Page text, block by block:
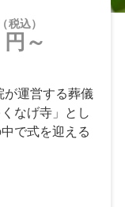
税込
円～
運営する葬儀
なげ寺」とし
で式を迎える